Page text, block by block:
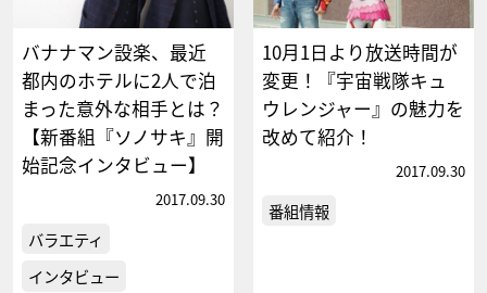
バナナマン設楽、最近
都内のホテルに2人で泊
まった意外な相手とは？
【新番組『ソノサキ』開
始記念インタビュー】
2017.09.30
バラエティ
インタビュー
10月1日より放送時間が
変更！『宇宙戦隊キュ
ウレンジャー』の魅力を
改めて紹介！
2017.09.30
番組情報